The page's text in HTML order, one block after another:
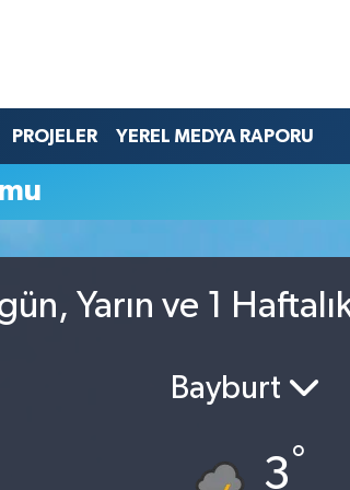
PROJELER YEREL MEDYA RAPORU
Yarın ve 1
Bayburt
3°